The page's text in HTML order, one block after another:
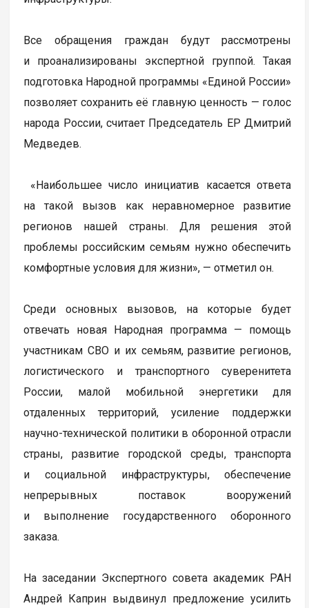
Все обращения граждан будут рассмотрены
и проанализированы экспертной группой. Такая
подготовка Народной программы «Единой России»
позволяет сохранить её главную ценность — голос
народа России, считает Председатель ЕР Дмитрий
Медведев.
«Наибольшее число инициатив касается ответа
на такой вызов как неравномерное развитие
регионов нашей страны. Для решения этой
проблемы российским семьям нужно обеспечить
комфортные условия для жизни», — отметил он.
Среди основных вызовов, на которые будет
отвечать новая Народная программа — помощь
участникам СВО и их семьям, развитие регионов,
логистического и транспортного суверенитета
России, малой мобильной энергетики для
отдаленных территорий, усиление поддержки
научно-технической политики в оборонной отрасли
страны, развитие городской среды, транспорта
и социальной инфраструктуры, обеспечение
непрерывных поставок вооружений
и выполнение государственного оборонного
заказа.
На заседании Экспертного совета академик РАН
Андрей Каприн выдвинул предложение усилить